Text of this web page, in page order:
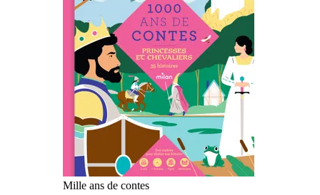
Mille ans de contes